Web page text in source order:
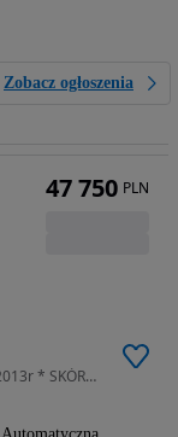
Zobacz ogłoszenia
2967 cm3 • 204 KM • ** Vw Touareg 3.0TDI V6 * 2013r * SKÓRY * BREMBO * NISKI PRZEBIEG **
47 750 PLN